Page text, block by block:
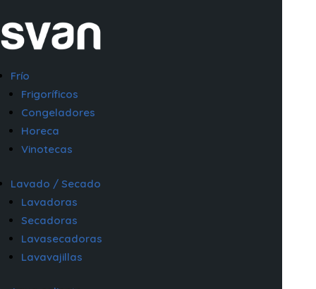
Frío
Frigoríficos
Congeladores
Horeca
Vinotecas
Lavado / Secado
Lavadoras
Secadoras
Lavasecadoras
Lavavajillas